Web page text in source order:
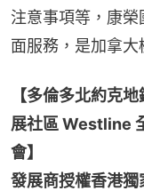
注意事項等，康
面服務，是加拿大
【多倫多北約克
展社區 Westline
會】
發展商授權香港獨